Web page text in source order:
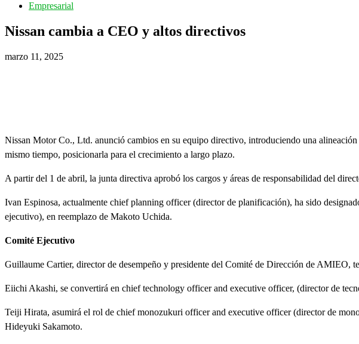
Empresarial
Nissan cambia a CEO y altos directivos
marzo 11, 2025
Nissan Motor Co., Ltd. anunció cambios en su equipo directivo, introduciendo una
mismo tiempo, posicionarla para el crecimiento a largo plazo.
A partir del 1 de abril, la junta directiva aprobó los cargos y áreas de responsabilidad del
Ivan Espinosa, actualmente chief planning officer (director de planificación), ha sido
ejecutivo), en reemplazo de Makoto Uchida.
Comité Ejecutivo
Guillaume Cartier, director de desempeño y presidente del Comité de Dirección de AMIEO,
Eiichi Akashi, se convertirá en chief technology officer and executive officer, (director de
Teiji Hirata, asumirá el rol de chief monozukuri officer and executive officer (director de
Hideyuki Sakamoto.